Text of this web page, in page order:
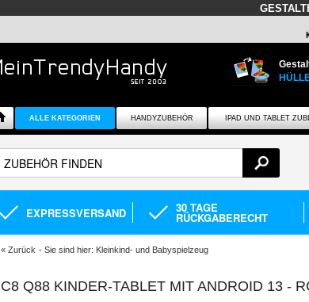
ALLE KATEGORIEN HANDYZUBEHÖR IPAD UND TABLET
EXPRESSVERSAND 30 TAGE
RÜCKGABERECHT
« Zurück - Sie sind hier: Kleinkind- und Babyspielzeug
C8 Q88 KINDER-TABLET MIT ANDROID 13 -